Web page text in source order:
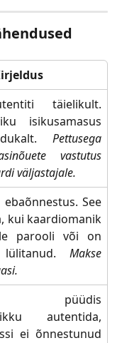
täielikult.
isikusamasus
Pettusega
vastutus
väljastajale.
See
kui kaardiomanik
parooli või on
Makse
püüdis
autentida,
ei õnnestunud